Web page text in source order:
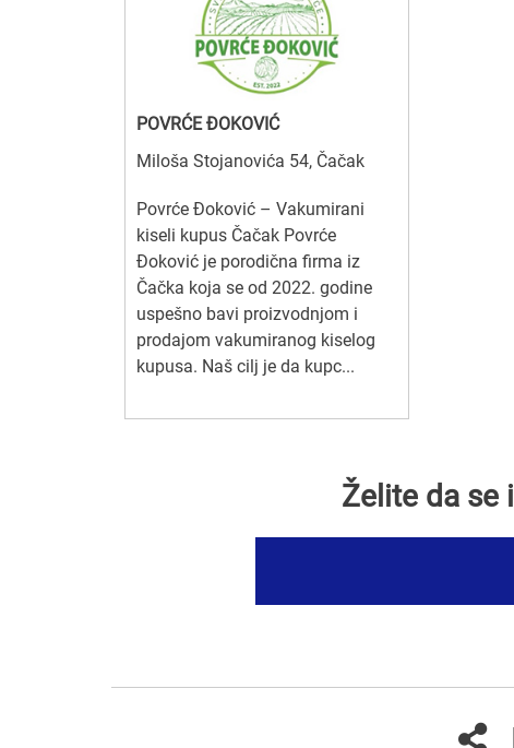
POVRĆE ĐOKOVIĆ
Miloša Stojanovića 54, Čačak
Povrće Đoković – Vakumirani
kiseli kupus Čačak Povrće
Đoković je porodična firma iz
Čačka koja se od 2022. godine
uspešno bavi proizvodnjom i
prodajom vakumiranog kiselog
kupusa. Naš cilj je da kupc...
Želite da se